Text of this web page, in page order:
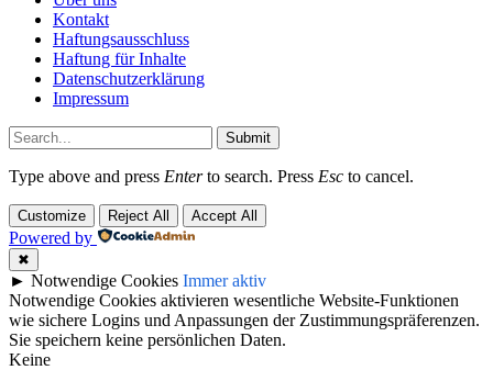
Kontakt
Haftungsausschluss
Haftung für Inhalte
Datenschutzerklärung
Impressum
Submit
Type above and press Enterto search. Press Esc to cancel.
Customize Reject All Accept All
Powered by
✖
► Notwendige Cookies Immer aktiv
Notwendige Cookies aktivieren wesentliche Website-Funktionen
wie sichere Logins und Anpassungen der Zustimmungspräferenzen.
Sie speichern keine persönlichen Daten.
Keine